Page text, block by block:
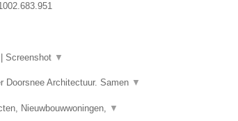
Screenshot ▼
Doorsnee Architectuur. Samen ▼
Nieuwbouwwoningen, ▼